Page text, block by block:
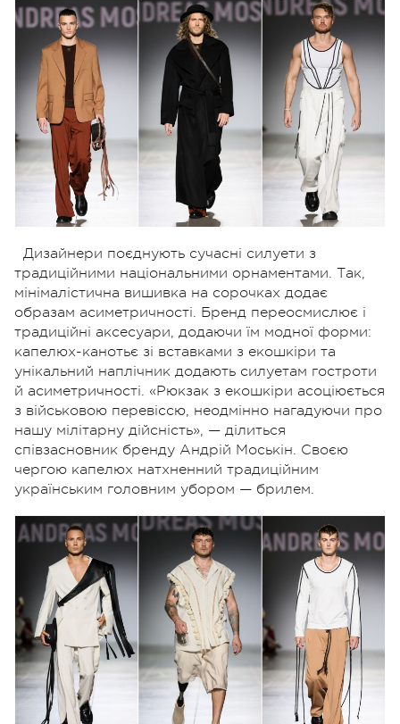
Дизайнери поєднують сучасні силуети з
традиційними національними орнаментами. Так,
мінімалістична вишивка на сорочках додає
образам асиметричності. Бренд переосмислює і
традиційні аксесуари, додаючи їм модної форми:
капелюх-канотьє зі вставками з екошкіри та
унікальний наплічник додають силуетам гостроти
й асиметричності. «Рюкзак з екошкіри асоціюється
з військовою перевіссю, неодмінно нагадуючи про
нашу мілітарну дійсність», — ділиться
співзасновник бренду Андрій Моськін. Своєю
чергою капелюх натхненний традиційним
українським головним убором — брилем.